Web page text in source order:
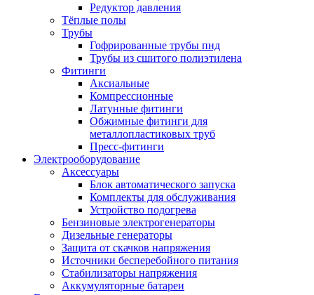
Редуктор давления
Тёплые полы
Трубы
Гофрированные трубы пнд
Трубы из сшитого полиэтилена
Фитинги
Аксиальные
Компрессионные
Латунные фитинги
Обжимные фитинги для
металлопластиковых труб
Пресс-фитинги
Электрооборудование
Аксессуары
Блок автоматического запуска
Комплекты для обслуживания
Устройство подогрева
Бензиновые электрогенераторы
Дизельные генераторы
Защита от скачков напряжения
Источники бесперебойного питания
Стабилизаторы напряжения
Аккумуляторные батареи